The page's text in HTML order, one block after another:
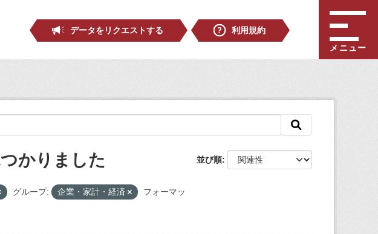
データをリクエストする
利用規約
メニュー
並び順
かりました
グループ: 企業・家計・経済
フォーマッ